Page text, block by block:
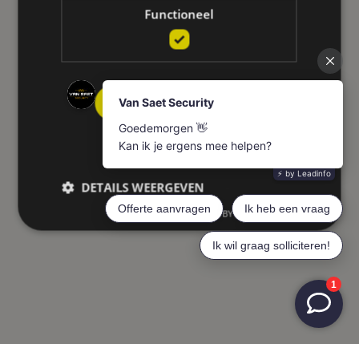
Functioneel
ALLES ACCEPTEREN
ALLES AFWIJZEN
DETAILS WEERGEVEN
POWERED BY COOKIESCRIPT